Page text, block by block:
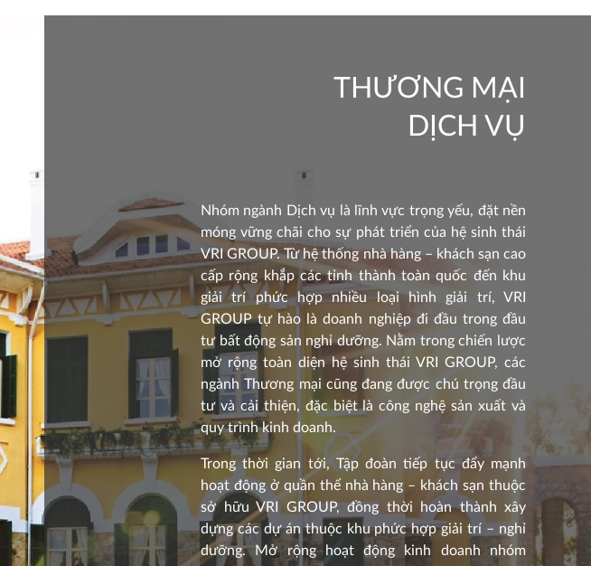
THƯƠNG MẠI
DỊCH VỤ
Nhóm ngành Dịch vụ là lĩnh vực trọng yếu, đặt nền
móng vững chãi cho sự phát triển của hệ sinh thái
VRI GROUP. Từ hệ thống nhà hàng – khách sạn cao
cấp rộng khắp các tỉnh thành toàn quốc đến khu
giải trí phức hợp nhiều loại hình giải trí, VRI
GROUP tự hào là doanh nghiệp đi đầu trong đầu
tư bất động sản nghỉ dưỡng. Nằm trong chiến lược
mở rộng toàn diện hệ sinh thái VRI GROUP, các
ngành Thương mại cũng đang được chú trọng đầu
tư và cải thiện, đặc biệt là công nghệ sản xuất và
quy trình kinh doanh.
Trong thời gian tới, Tập đoàn tiếp tục đẩy mạnh
hoạt động ở quần thể nhà hàng – khách sạn thuộc
sở hữu VRI GROUP, đồng thời hoàn thành xây
dựng các dự án thuộc khu phức hợp giải trí – nghỉ
dưỡng. Mở rộng hoạt động kinh doanh nhóm